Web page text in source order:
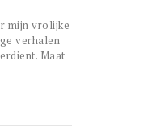
mijn vrolijke
verhalen
Maat